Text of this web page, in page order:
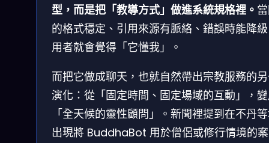
型，而是把「教導方式」做進系統規格裡。
的格式穩定、引用來源有脈絡、錯誤時能降
用者就會覺得「它懂我」。
而把它做成聊天，也就自然帶出宗教服務的
演化：從「固定時間、固定場域的互動」，
「全天候的靈性顧問」。新聞裡提到在不丹
出現將 BuddhaBot 用於僧侶或修行情境的案